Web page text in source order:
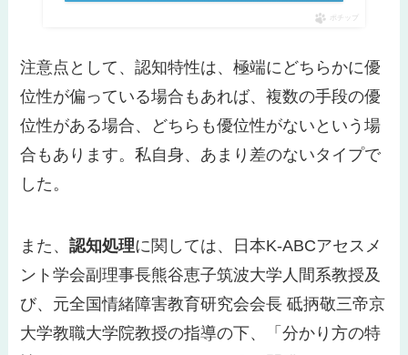
ポチップ
注意点として、認知特性は、極端にどちらかに優
位性が偏っている場合もあれば、複数の手段の優
位性がある場合、どちらも優位性がないという場
合もあります。私自身、あまり差のないタイプで
した。
また、認知処理に関しては、日本K-ABCアセスメ
ント学会副理事長熊谷恵子筑波大学人間系教授及
び、元全国情緒障害教育研究会会長 砥抦敬三帝京
大学教職大学院教授の指導の下、「分かり方の特